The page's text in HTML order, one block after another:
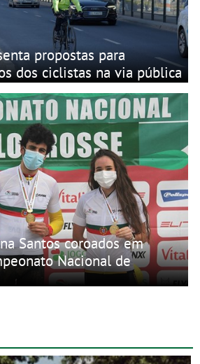
propostas para
dos ciclistas na via pública
Santos coroados em
Nacional de